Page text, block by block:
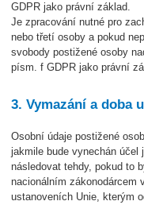
GDPR jako právní základ.
Je zpracování nutné pro
nebo třetí osoby a pokud
svobody postižené osoby
písm. f GDPR jako právní
3. Vymazání a doba
Osobní údaje postižené
jakmile bude vynechán
následovat tehdy, pokud to
nacionálním zákonodárcem
ustanoveních Unie, kterým